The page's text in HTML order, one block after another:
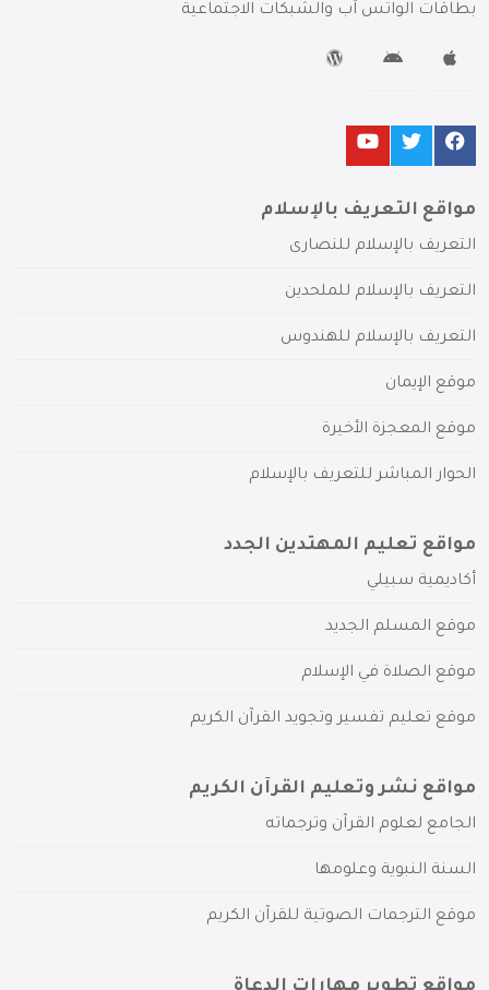
بطاقات الواتس آب والشبكات الاجتماعية
مواقع التعريف بالإسلام
التعريف بالإسلام للنصارى
التعريف بالإسلام للملحدين
التعريف بالإسلام للهندوس
موقع الإيمان
موقع المعجزة الأخيرة
الحوار المباشر للتعريف بالإسلام
مواقع تعليم المهتدين الجدد
أكاديمية سبيلي
موقع المسلم الجديد
موقع الصلاة في الإسلام
موقع تعليم تفسير وتجويد القرآن الكريم
مواقع نشر وتعليم القرآن الكريم
الجامع لعلوم القرآن وترجماته
السنة النبوية وعلومها
موقع الترجمات الصوتية للقرآن الكريم